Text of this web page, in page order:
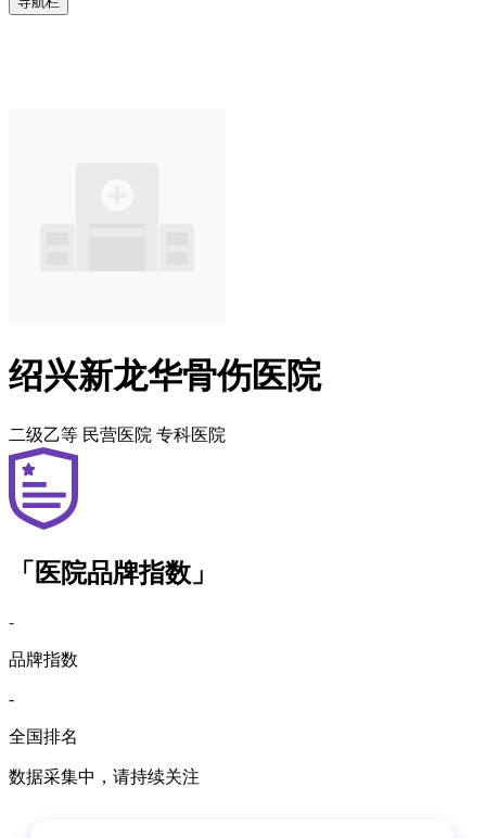
绍兴新龙华骨伤医院
二级乙等 民营医院 专科医院
「医院品牌指数」
-
品牌指数
-
全国排名
数据采集中，请持续关注